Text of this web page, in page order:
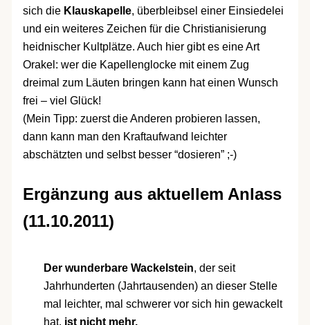
sich die Klauskapelle, überbleibsel einer Einsiedelei
und ein weiteres Zeichen für die Christianisierung
heidnischer Kultplätze. Auch hier gibt es eine Art
Orakel: wer die Kapellenglocke mit einem Zug
dreimal zum Läuten bringen kann hat einen Wunsch
frei – viel Glück!
(Mein Tipp: zuerst die Anderen probieren lassen,
dann kann man den Kraftaufwand leichter
abschätzten und selbst besser “dosieren” ;-)
Ergänzung aus aktuellem Anlass
(11.10.2011)
Der wunderbare Wackelstein, der seit
Jahrhunderten (Jahrtausenden) an dieser Stelle
mal leichter, mal schwerer vor sich hin gewackelt
hat, ist nicht mehr.